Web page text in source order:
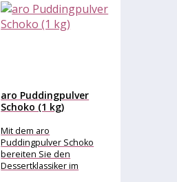
aro Puddingpulver
Schoko (1 kg)
Mit dem aro
Puddingpulver Schoko
bereiten Sie den
Dessertklassiker im